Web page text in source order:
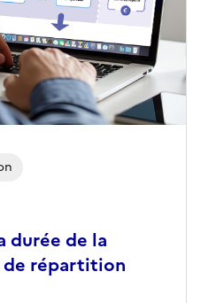
durée de la
répartition